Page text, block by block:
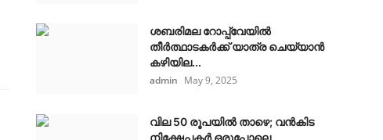
ശബരിമല റോപ്പ്‌വേയിൽ
തീർത്ഥാടകർക്ക് യാത്ര ചെയ്യാൻ
കഴിയില...
admin May 9, 2025
വില 50 രൂപയിൽ താഴെ; വൻകിട
നിക്ഷേപകർ ഒരുപോലെ